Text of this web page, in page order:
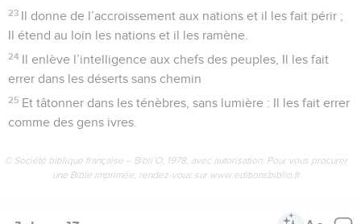
23 Il donne de l’accroissement aux nations et il les fait périr ;
Il étend au loin les nations et il les ramène.
24 Il enlève l’intelligence aux chefs des peuples, Il les fait
errer dans les déserts sans chemin
25 Et tâtonner dans les ténèbres, sans lumière : Il les fait errer
comme des gens ivres.
© Société biblique française – Bibli’O, 1978, avec autorisation. Pour vous procurer
une Bible imprimée, rendez-vous sur www.editionsbiblio.fr